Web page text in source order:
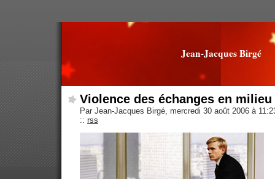
Jean-Jacques Birgé
Violence des échanges en
Par Jean-Jacques Birgé, mercredi 30 août 2006 à
:: rss